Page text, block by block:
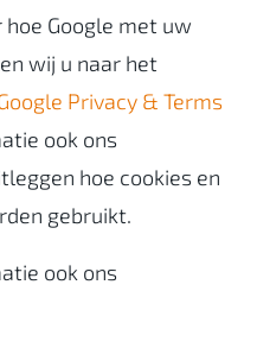
Google met uw
wij u naar het
Privacy & Terms
ook ons
hoe cookies en
gebruikt.
ook ons